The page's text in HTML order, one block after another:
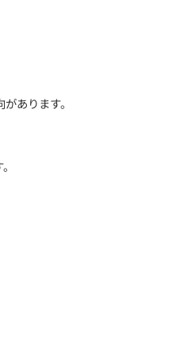
ち」が強いことがあります。
てしまいます。